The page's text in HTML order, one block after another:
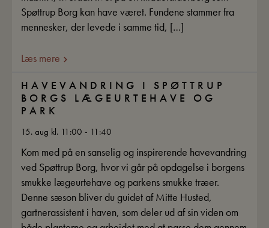
Spøttrup Borg kan have været. Fundene stammer fra
mennesker, der levede i samme tid, […]
Læs mere
HAVEVANDRING I SPØTTRUP
BORGS LÆGEURTEHAVE OG
PARK
15. aug kl. 11:00 - 11:40
Kom med på en sanselig og inspirerende havevandring
ved Spøttrup Borg, hvor vi går på opdagelse i borgens
smukke lægeurtehave og parkens smukke træer.
Denne sæson bliver du guidet af Mitte Husted,
gartnerassistent i haven, som deler ud af sin viden om